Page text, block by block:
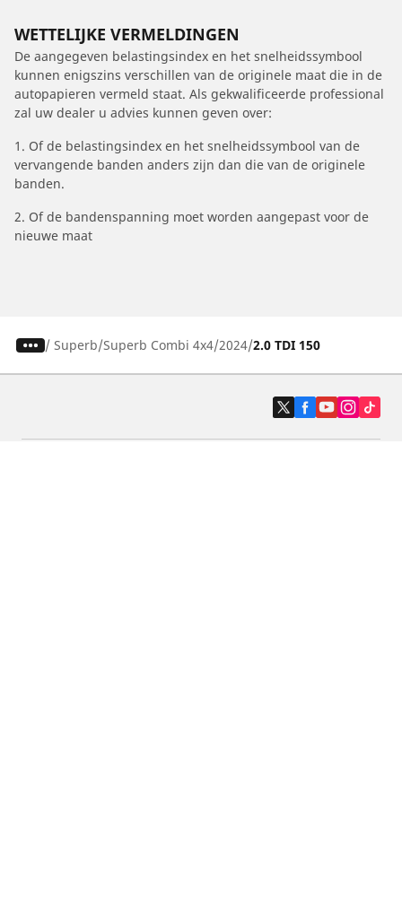
WETTELIJKE VERMELDINGEN
De aangegeven belastingsindex en het snelheidssymbool
kunnen enigszins verschillen van de originele maat die in de
autopapieren vermeld staat. Als gekwalificeerde professional
zal uw dealer u advies kunnen geven over:
1. Of de belastingsindex en het snelheidssymbool van de
vervangende banden anders zijn dan die van de originele
banden.
2. Of de bandenspanning moet worden aangepast voor de
nieuwe maat
/ Superb Superb Combi 4x4 2024 2.0 TDI 150